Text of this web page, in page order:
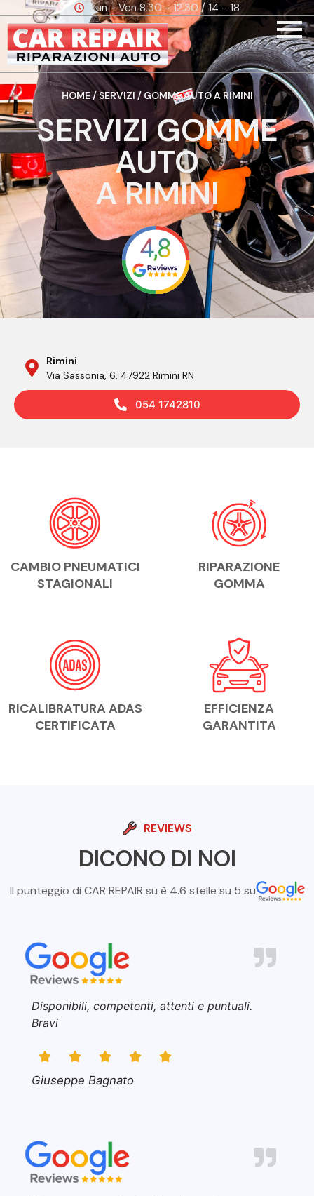
Lun - Ven 8.30 - 12.30 / 14 - 18
HOME/SERVIZI / GOMME AUTO A RIMINI
SERVIZI GOMME
AUTO
A RIMINI
Rimini
Via Sassonia, 6, 47922 Rimini RN
054 1742810
CAMBIO PNEUMATICI
STAGIONALI
RIPARAZIONE
GOMMA
RICALIBRATURA ADAS
CERTIFICATA
EFFICIENZA
GARANTITA
REVIEWS
DICONO DI NOI
Il punteggio di CAR REPAIR su è 4.6 stelle su 5 su
Disponibili, competenti, attenti e puntuali.
Bravi
Giuseppe Bagnato